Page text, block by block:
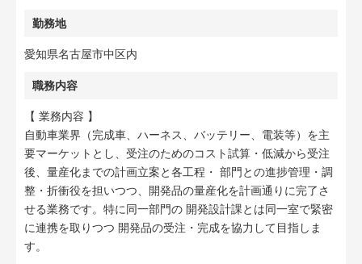
勤務地
愛知県名古屋市中区内
職務内容
【 業務内容 】
自動車業界（完成車、ハーネス、バッテリー、電装等）を主
要マーケットとし、受注のためのコスト試算・低減から受注
後、量産化までの計画立案と各工程・ 部門との進捗管理・調
整・折衝役を担いつつ、開発品の量産化を計画通りに完了さ
せる業務です。特に同一部門の 開発設計課とは同一室で緊密
に連携を取りつつ 開発品の受注・完成を協力して目指しま
す。